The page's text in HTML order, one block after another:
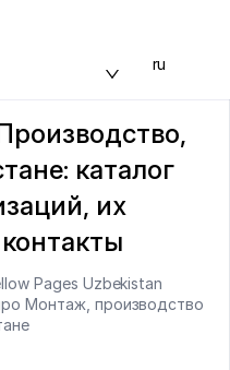
ru
каталог
их
Pages Uzbekistan
Монтаж, производство